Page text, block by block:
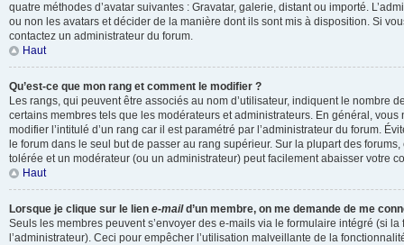
quatre méthodes d’avatar suivantes : Gravatar, galerie, distant ou importé.
ou non les avatars et décider de la manière dont ils sont mis à disposition. Si
contactez un administrateur du forum.
Haut
Qu’est-ce que mon rang et comment le modifier ?
Les rangs, qui peuvent être associés au nom d’utilisateur, indiquent le nombre
certains membres tels que les modérateurs et administrateurs. En général, vous
modifier l’intitulé d’un rang car il est paramétré par l’administrateur du forum.
le forum dans le seul but de passer au rang supérieur. Sur la plupart des
tolérée et un modérateur (ou un administrateur) peut facilement abaisser votre
Haut
Lorsque je clique sur le lien e-maild’un membre, on me demande de me
Seuls les membres peuvent s’envoyer des e-mails via le formulaire intégré (si
l’administrateur). Ceci pour empêcher l’utilisation malveillante de la